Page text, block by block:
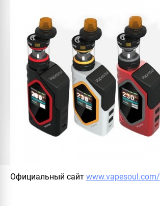
Официальный сайт www.vapesoul.com/